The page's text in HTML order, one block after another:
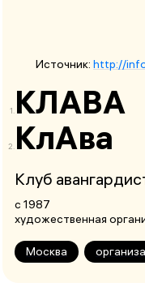
Источник: http://
КЛАВА
КлАва
Клуб
с 1987
художественная
Москва